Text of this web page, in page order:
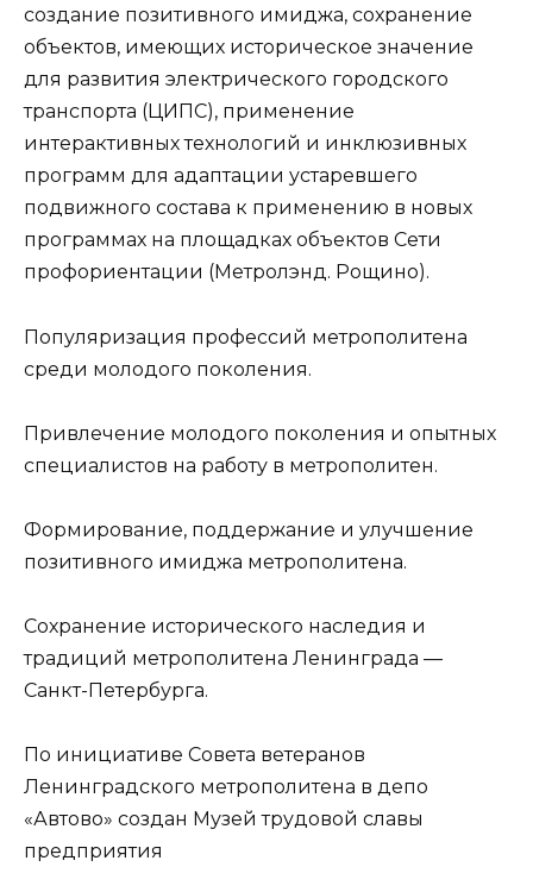
создание позитивного имиджа, сохранение
объектов, имеющих историческое значение
для развития электрического городского
транспорта (ЦИПС), применение
интерактивных технологий и инклюзивных
программ для адаптации устаревшего
подвижного состава к применению в новых
программах на площадках объектов Сети
профориентации (Метролэнд. Рощино).
Популяризация профессий метрополитена
среди молодого поколения.
Привлечение молодого поколения и опытных
специалистов на работу в метрополитен.
Формирование, поддержание и улучшение
позитивного имиджа метрополитена.
Сохранение исторического наследия и
традиций метрополитена Ленинграда —
Санкт-Петербурга.
По инициативе Совета ветеранов
Ленинградского метрополитена в депо
«Автово» создан Музей трудовой славы
предприятия